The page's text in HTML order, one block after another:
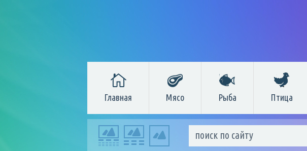
Главная Мясо Рыба Птица